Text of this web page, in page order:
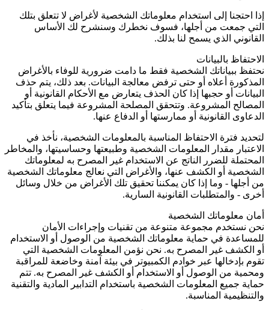
إذا احتجنا إلى استخدام معلوماتك الشخصية لأغراض لا تتعلق بتلك
التي جمعت من أجلها، فسوف نخطرك وسنشرح لك الأساس
القانوني الذي يسمح لنا بذلك.
الاحتفاظ بالبيانات
نحتفظ ببياناتك الشخصية فقط ما دامت ضرورية للوفاء بالأغراض
المذكورة أعلاه أو حتى ترفض معالجة البيانات. بعد ذلك، يتم حذف
البيانات أو حجبها إذا كان الحذف يتعارض مع الأحكام القانونية أو
المصالح المشروعة. وتتحقق المصلحة المشروعة فيما يتعلق بتأكيد
الدعاوى القانونية أو ممارستها أو الدفاع عنها.
لتحديد فترة الاحتفاظ المناسبة بالمعلومات الشخصية، نأخذ في
الاعتبار مقدار المعلومات الشخصية وطبيعتها وحساسيتها، والمخاطر
المحتملة للضرر الناتج عن الاستخدام غير المصرح به لمعلوماتك
الشخصية أو الكشف عنها، والأغراض التي نعالج معلوماتك الشخصية
من أجلها - وما إذا كان يمكننا تحقيق تلك الأغراض من خلال وسائل
أخرى - والمتطلبات القانونية السارية.
أمان معلوماتك الشخصية
نحن نستخدم مجموعة متنوعة من تقنيات وإجراءات الأمان
للمساعدة في حماية معلوماتك الشخصية من الوصول أو الاستخدام
أو الكشف غير المصرح به. نحن نؤمن المعلومات الشخصية التي
تقوم بإدخالها عبر خوادم الكمبيوتر في بيئة آمنة وخاضعة للمراقبة
ومحمية من الوصول أو الاستخدام أو الكشف غير المصرح به. تتم
حماية جميع المعلومات الشخصية باستخدام التدابير المادية والتقنية
والتنظيمية المناسبة.